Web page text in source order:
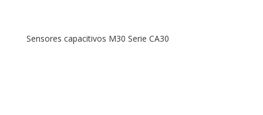
Sensores capacitivos M30 Serie CA30